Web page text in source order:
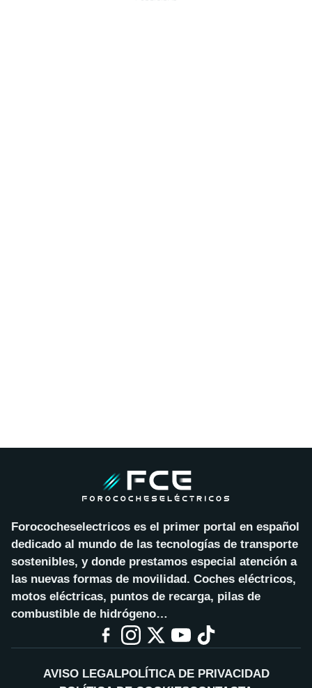
Forococheselectricos es el primer portal en español
dedicado al mundo de las tecnologías de transporte
sostenibles, y donde prestamos especial atención a
las nuevas formas de movilidad. Coches eléctricos,
motos eléctricas, puntos de recarga, pilas de
combustible de hidrógeno…
AVISO LEGALPOLÍTICA DE PRIVACIDAD